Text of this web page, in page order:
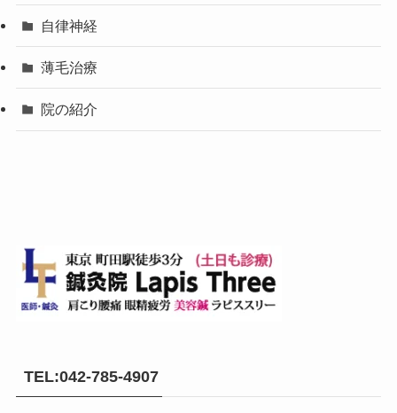
自律神経
薄毛治療
院の紹介
TEL:042-785-4907